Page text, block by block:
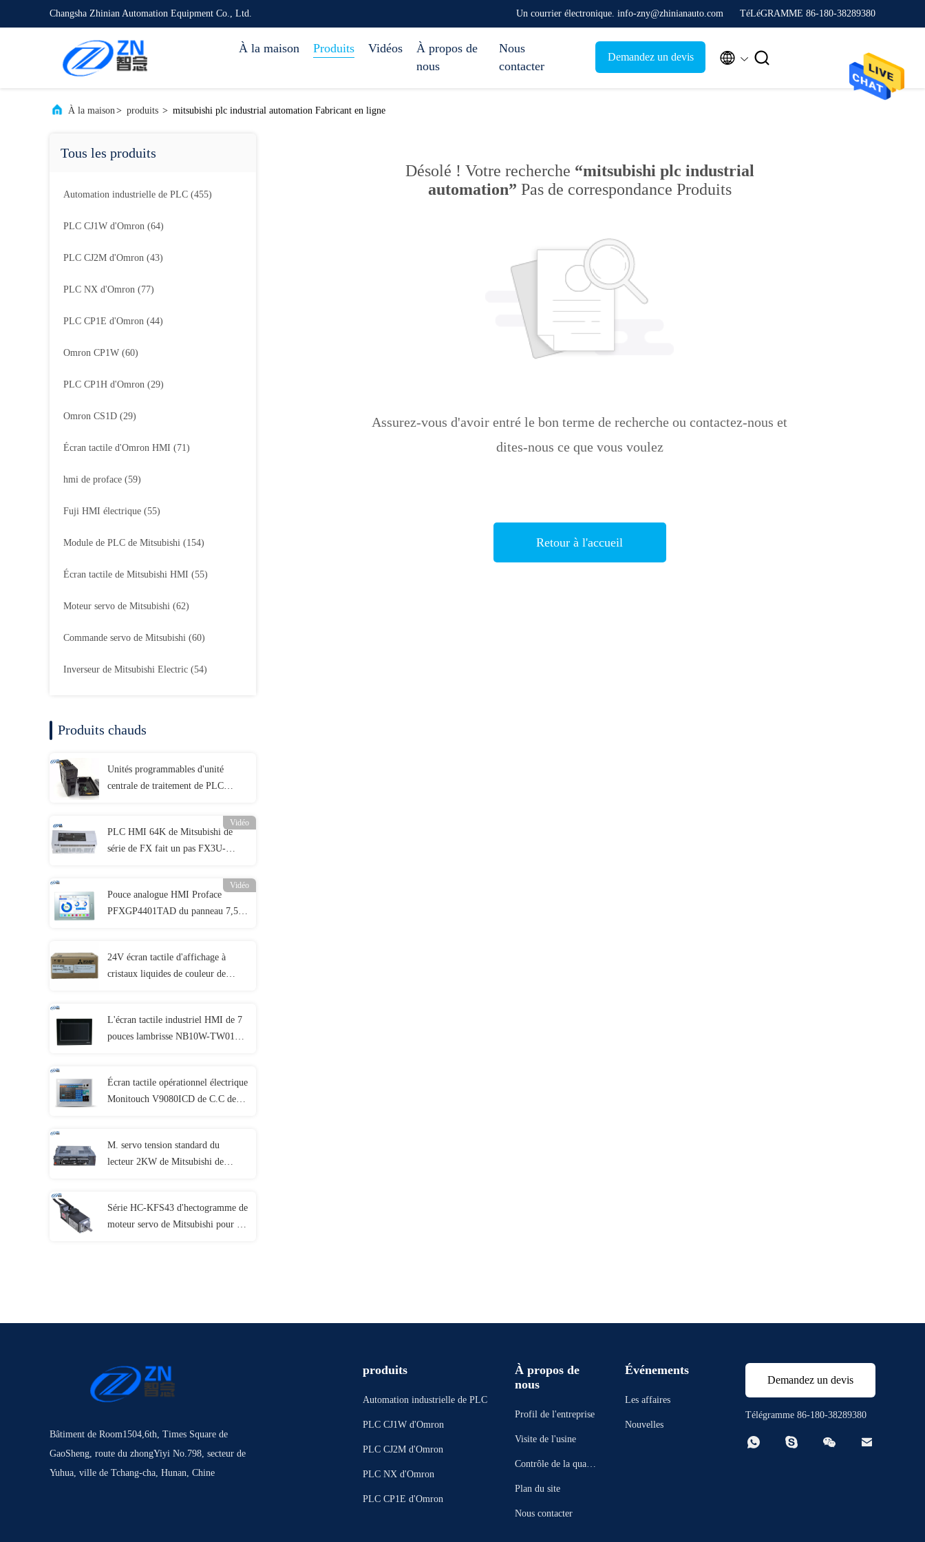
Changsha Zhinian Automation Equipment Co., Ltd. Un courrier électronique. info-zny@zhinianauto.com TéLéGRAMME 86-180-38289380
À la maison Produits Vidéos
À propos de
nous
Nous
contacter
Demandez un devis  
À la maison> produits > mitsubishi plc industrial automation Fabricant en ligne
Tous les produits
Automation industrielle de PLC (455)
PLC CJ1W d'Omron (64)
PLC CJ2M d'Omron (43)
PLC NX d'Omron (77)
PLC CP1E d'Omron (44)
Omron CP1W (60)
PLC CP1H d'Omron (29)
Omron CS1D (29)
Écran tactile d'Omron HMI (71)
hmi de proface (59)
Fuji HMI électrique (55)
Module de PLC de Mitsubishi (154)
Écran tactile de Mitsubishi HMI (55)
Moteur servo de Mitsubishi (62)
Commande servo de Mitsubishi (60)
Inverseur de Mitsubishi Electric (54)
Produits chauds
Unités programmables d'unité
centrale de traitement de PLC
Vidéo
PLC HMI 64K de Mitsubishi de
série de FX fait un pas FX3U-
Vidéo
Pouce analogue HMI Proface
PFXGP4401TAD du panneau 7,5
24V écran tactile d'affichage à
cristaux liquides de couleur de
L'écran tactile industriel HMI de 7
pouces lambrisse NB10W-TW01B
Écran tactile opérationnel électrique
Monitouch V9080ICD de C.C de
M. servo tension standard du
lecteur 2KW de Mitsubishi de
Série HC-KFS43 d'hectogramme de
moteur servo de Mitsubishi pour les
Désolé ! Votre recherche “mitsubishi plc industrial
automation” Pas de correspondance Produits
Assurez-vous d'avoir entré le bon terme de recherche ou contactez-nous et
dites-nous ce que vous voulez
Retour à l'accueil
Bâtiment de Room1504,6th, Times Square de
GaoSheng, route du zhongYiyi No.798, secteur de
Yuhua, ville de Tchang-cha, Hunan, Chine
produits
Automation industrielle de PLC
PLC CJ1W d'Omron
PLC CJ2M d'Omron
PLC NX d'Omron
PLC CP1E d'Omron
À propos de
nous
Profil de l'entreprise
Visite de l'usine
Contrôle de la qualit
Plan du site
Nous contacter
Événements
Les affaires
Nouvelles
Demandez un devis
Télégramme 86-180-38289380
   